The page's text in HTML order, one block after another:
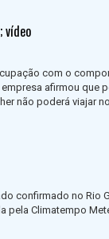
vídeo
com o
afirmou que
não poderá viajar
confirmado no Rio
pela Climatempo